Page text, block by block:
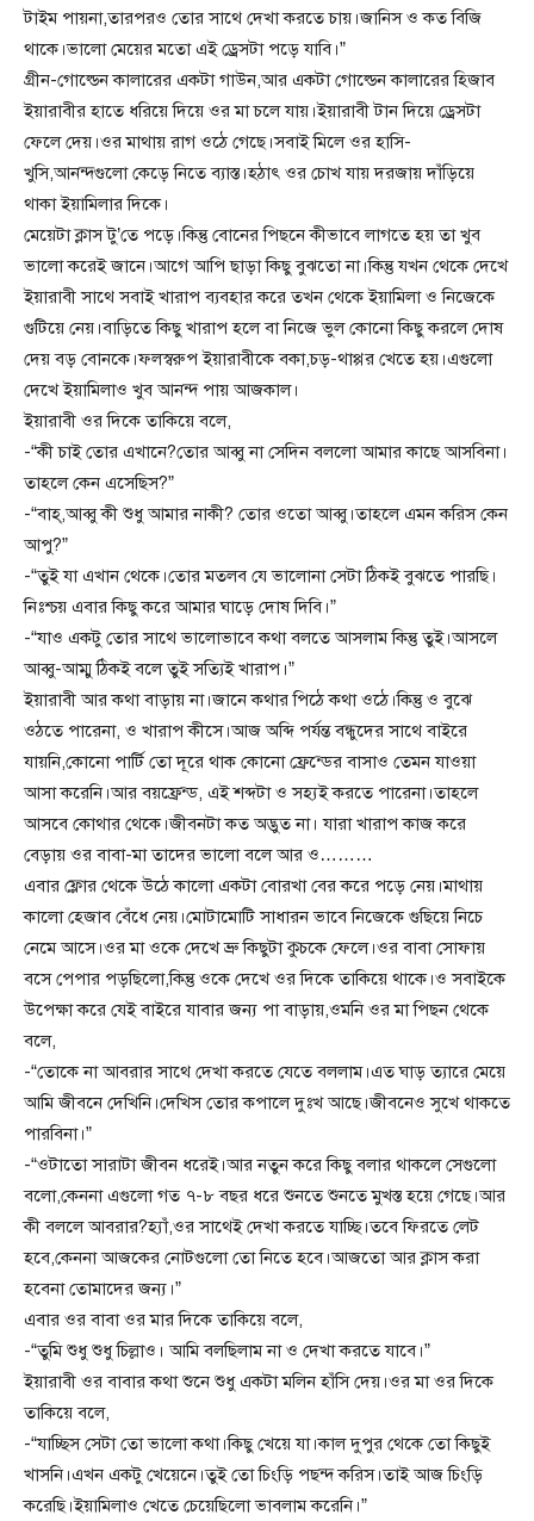
টাইম পায়না,তারপরও তোর সাথে দেখা করতে চায়।জানিস ও কত বিজি
থাকে।ভালো মেয়ের মতো এই ড্রেসটা পড়ে যাবি।”
গ্রীন-গোল্ডেন কালারের একটা গাউন,আর একটা গোল্ডেন কালারের হিজাব
ইয়ারাবীর হাতে ধরিয়ে দিয়ে ওর মা চলে যায়।ইয়ারাবী টান দিয়ে ড্রেসটা
ফেলে দেয়।ওর মাথায় রাগ ওঠে গেছে।সবাই মিলে ওর হাসি-
খুসি,আনন্দগুলো কেড়ে নিতে ব্যাস্ত।হঠাৎ ওর চোখ যায় দরজায় দাঁড়িয়ে
থাকা ইয়ামিলার দিকে।
মেয়েটা ক্লাস টু’তে পড়ে।কিন্তু বোনের পিছনে কীভাবে লাগতে হয় তা খুব
ভালো করেই জানে।আগে আপি ছাড়া কিছু বুঝতো না।কিন্তু যখন থেকে দেখে
ইয়ারাবী সাথে সবাই খারাপ ব্যবহার করে তখন থেকে ইয়ামিলা ও নিজেকে
গুটিয়ে নেয়।বাড়িতে কিছু খারাপ হলে বা নিজে ভুল কোনো কিছু করলে দোষ
দেয় বড় বোনকে।ফলস্বরুপ ইয়ারাবীকে বকা,চড়-থাপ্পর খেতে হয়।এগুলো
দেখে ইয়ামিলাও খুব আনন্দ পায় আজকাল।
ইয়ারাবী ওর দিকে তাকিয়ে বলে,
-“কী চাই তোর এখানে?তোর আব্বু না সেদিন বললো আমার কাছে আসবিনা।
তাহলে কেন এসেছিস?”
-“বাহ্,আব্বু কী শুধু আমার নাকী? তোর ওতো আব্বু।তাহলে এমন করিস কেন
আপু?”
-“তুই যা এখান থেকে।তোর মতলব যে ভালোনা সেটা ঠিকই বুঝতে পারছি।
নিঃশ্চয় এবার কিছু করে আমার ঘাড়ে দোষ দিবি।”
-“যাও একটু তোর সাথে ভালোভাবে কথা বলতে আসলাম কিন্তু তুই।আসলে
আব্বু-আম্মু ঠিকই বলে তুই সত্যিই খারাপ।”
ইয়ারাবী আর কথা বাড়ায় না।জানে কথার পিঠে কথা ওঠে।কিন্তু ও বুঝে
ওঠতে পারেনা, ও খারাপ কীসে।আজ অব্দি পর্যন্ত বন্ধুদের সাথে বাইরে
যায়নি,কোনো পার্টি তো দূরে থাক কোনো ফ্রেন্ডের বাসাও তেমন যাওয়া
আসা করেনি।আর বয়ফ্রেন্ড, এই শব্দটা ও সহ্যই করতে পারেনা।তাহলে
আসবে কোথার থেকে।জীবনটা কত অদ্ভুত না। যারা খারাপ কাজ করে
বেড়ায় ওর বাবা-মা তাদের ভালো বলে আর ও………
এবার ফ্লোর থেকে উঠে কালো একটা বোরখা বের করে পড়ে নেয়।মাথায়
কালো হেজাব বেঁধে নেয়।মোটামোটি সাধারন ভাবে নিজেকে গুছিয়ে নিচে
নেমে আসে।ওর মা ওকে দেখে ভ্রু কিছুটা কুচকে ফেলে।ওর বাবা সোফায়
বসে পেপার পড়ছিলো,কিন্তু ওকে দেখে ওর দিকে তাকিয়ে থাকে।ও সবাইকে
উপেক্ষা করে যেই বাইরে যাবার জন্য পা বাড়ায়,ওমনি ওর মা পিছন থেকে
বলে,
-“তোকে না আবরার সাথে দেখা করতে যেতে বললাম।এত ঘাড় ত্যারে মেয়ে
আমি জীবনে দেখিনি।দেখিস তোর কপালে দুঃখ আছে।জীবনেও সুখে থাকতে
পারবিনা।”
-“ওটাতো সারাটা জীবন ধরেই।আর নতুন করে কিছু বলার থাকলে সেগুলো
বলো,কেননা এগুলো গত ৭-৮ বছর ধরে শুনতে শুনতে মুখস্ত হয়ে গেছে।আর
কী বললে আবরার?হ্যাঁ,ওর সাথেই দেখা করতে যাচ্ছি।তবে ফিরতে লেট
হবে,কেননা আজকের নোটগুলো তো নিতে হবে।আজতো আর ক্লাস করা
হবেনা তোমাদের জন্য।”
এবার ওর বাবা ওর মার দিকে তাকিয়ে বলে,
-“তুমি শুধু শুধু চিল্লাও। আমি বলছিলাম না ও দেখা করতে যাবে।”
ইয়ারাবী ওর বাবার কথা শুনে শুধু একটা মলিন হাঁসি দেয়।ওর মা ওর দিকে
তাকিয়ে বলে,
-“যাচ্ছিস সেটা তো ভালো কথা।কিছু খেয়ে যা।কাল দুপুর থেকে তো কিছুই
খাসনি।এখন একটু খেয়েনে।তুই তো চিংড়ি পছন্দ করিস।তাই আজ চিংড়ি
করেছি।ইয়ামিলাও খেতে চেয়েছিলো ভাবলাম করেনি।”